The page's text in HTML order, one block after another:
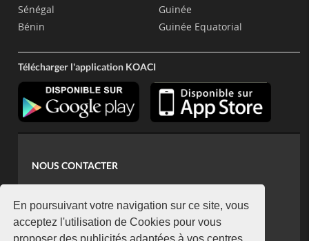
En poursuivant votre navigation sur ce site, vous
acceptez l'utilisation de Cookies pour vous
proposer des publicités adaptées à vos centres
Sénégal
Bénin
Guinée
Guinée Equatorial
Télécharger l'application KOACI
NOUS CONTACTER
koaci@yahoo.fr
+225 07 08 85 52 93